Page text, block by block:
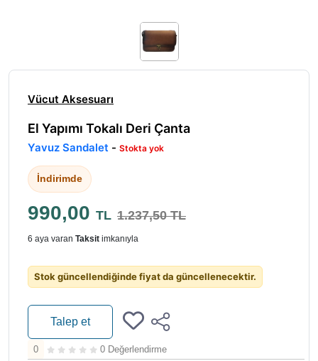
Vücut Aksesuarı
El Yapımı Tokalı Deri Çanta
Yavuz Sandalet - Stokta yok
İndirimde
990,00 TL 1.237,50 TL
6 aya varan Taksit imkanıyla
Stok güncellendiğinde fiyat da güncellenecektir.
Talep et
0 0 Değerlendirme